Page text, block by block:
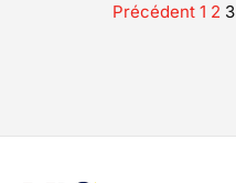
Pagination
Précédent 1 2 3